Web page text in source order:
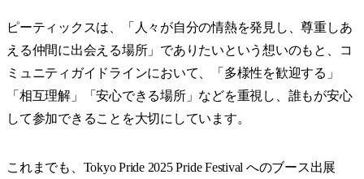
ピーティックスは、「人々が自分の情熱を発見し、尊重しあ
える仲間に出会える場所」でありたいという想いのもと、コ
ミュニティガイドラインにおいて、「多様性を歓迎する」
「相互理解」「安心できる場所」などを重視し、誰もが安心
して参加できることを大切にしています。
これまでも、Tokyo Pride 2025 Pride Festival へのブース出展